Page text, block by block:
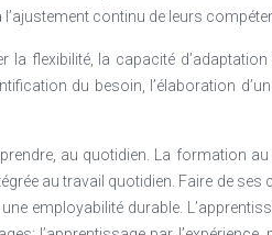
continu de leurs
la flexibilité, la capacité
du besoin, l’élaboration
au quotidien. La formation
au travail quotidien. Faire de ses
employabilité durable.